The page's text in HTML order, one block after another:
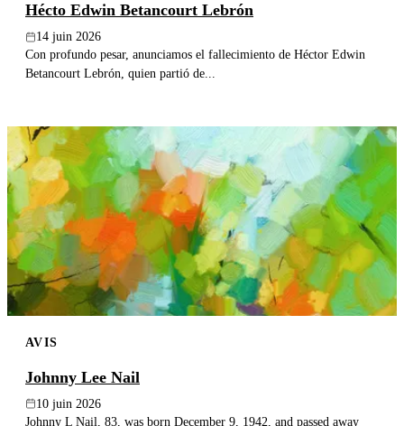
Hécto Edwin Betancourt Lebrón
14 juin 2026
Con profundo pesar, anunciamos el fallecimiento de Héctor Edwin
Betancourt Lebrón, quien partió de...
AVIS
Johnny Lee Nail
10 juin 2026
Johnny L Nail, 83, was born December 9, 1942, and passed away